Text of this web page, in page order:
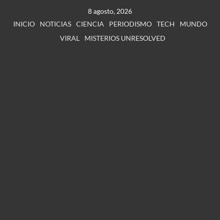
8 agosto, 2026
INICIO
NOTICIAS CIENCIA PERIODISMO TECH
MUNDO
VIRAL
MISTERIOS UNRESOLVED